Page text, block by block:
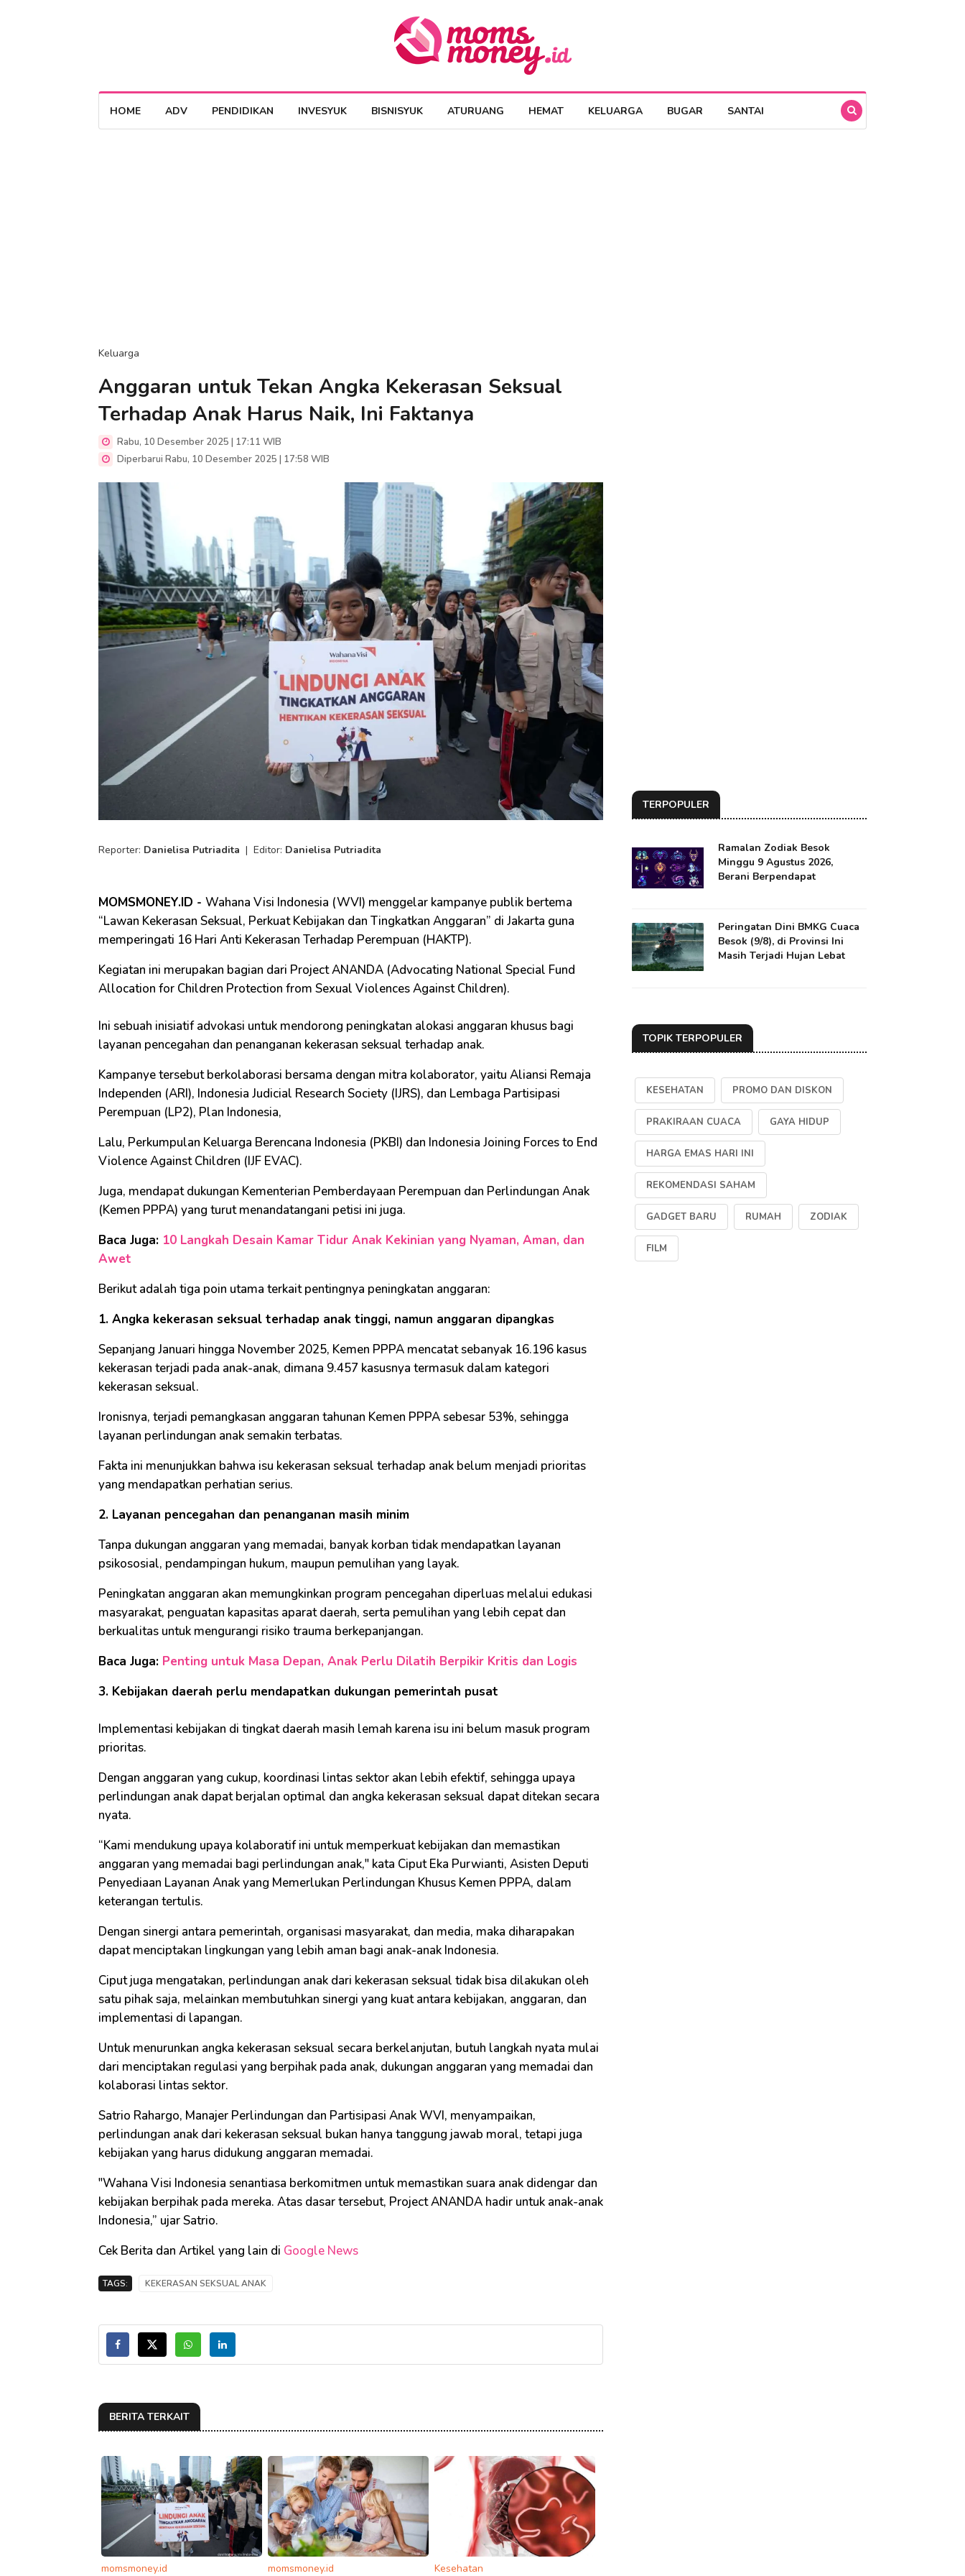
HOME ADV PENDIDIKAN INVESYUK BISNISYUK ATURUANG HEMAT KELUARGA BUGAR SANTAI
Keluarga
Anggaran untuk Tekan Angka Kekerasan Seksual
Terhadap Anak Harus Naik, Ini Faktanya
Rabu, 10 Desember 2025 | 17:11 WIB
Diperbarui Rabu, 10 Desember 2025 | 17:58 WIB
Reporter: Danielisa Putriadita | Editor: Danielisa Putriadita
MOMSMONEY.ID - Wahana Visi Indonesia (WVI) menggelar kampanye publik bertema
“Lawan Kekerasan Seksual, Perkuat Kebijakan dan Tingkatkan Anggaran” di Jakarta guna
memperingati 16 Hari Anti Kekerasan Terhadap Perempuan (HAKTP).
Kegiatan ini merupakan bagian dari Project ANANDA (Advocating National Special Fund
Allocation for Children Protection from Sexual Violences Against Children).
Ini sebuah inisiatif advokasi untuk mendorong peningkatan alokasi anggaran khusus bagi
layanan pencegahan dan penanganan kekerasan seksual terhadap anak.
Kampanye tersebut berkolaborasi bersama dengan mitra kolaborator, yaitu Aliansi Remaja
Independen (ARI), Indonesia Judicial Research Society (IJRS), dan Lembaga Partisipasi
Perempuan (LP2), Plan Indonesia,
Lalu, Perkumpulan Keluarga Berencana Indonesia (PKBI) dan Indonesia Joining Forces to End
Violence Against Children (IJF EVAC).
Juga, mendapat dukungan Kementerian Pemberdayaan Perempuan dan Perlindungan Anak
(Kemen PPPA) yang turut menandatangani petisi ini juga.
Baca Juga: 10 Langkah Desain Kamar Tidur Anak Kekinian yang Nyaman, Aman, dan
Awet
Berikut adalah tiga poin utama terkait pentingnya peningkatan anggaran:
1. Angka kekerasan seksual terhadap anak tinggi, namun anggaran dipangkas
Sepanjang Januari hingga November 2025, Kemen PPPA mencatat sebanyak 16.196 kasus
kekerasan terjadi pada anak-anak, dimana 9.457 kasusnya termasuk dalam kategori
kekerasan seksual.
Ironisnya, terjadi pemangkasan anggaran tahunan Kemen PPPA sebesar 53%, sehingga
layanan perlindungan anak semakin terbatas.
Fakta ini menunjukkan bahwa isu kekerasan seksual terhadap anak belum menjadi prioritas
yang mendapatkan perhatian serius.
2. Layanan pencegahan dan penanganan masih minim
Tanpa dukungan anggaran yang memadai, banyak korban tidak mendapatkan layanan
psikososial, pendampingan hukum, maupun pemulihan yang layak.
Peningkatan anggaran akan memungkinkan program pencegahan diperluas melalui edukasi
masyarakat, penguatan kapasitas aparat daerah, serta pemulihan yang lebih cepat dan
berkualitas untuk mengurangi risiko trauma berkepanjangan.
Baca Juga: Penting untuk Masa Depan, Anak Perlu Dilatih Berpikir Kritis dan Logis
3. Kebijakan daerah perlu mendapatkan dukungan pemerintah pusat
Implementasi kebijakan di tingkat daerah masih lemah karena isu ini belum masuk program
prioritas.
Dengan anggaran yang cukup, koordinasi lintas sektor akan lebih efektif, sehingga upaya
perlindungan anak dapat berjalan optimal dan angka kekerasan seksual dapat ditekan secara
nyata.
“Kami mendukung upaya kolaboratif ini untuk memperkuat kebijakan dan memastikan
anggaran yang memadai bagi perlindungan anak," kata Ciput Eka Purwianti, Asisten Deputi
Penyediaan Layanan Anak yang Memerlukan Perlindungan Khusus Kemen PPPA, dalam
keterangan tertulis.
Dengan sinergi antara pemerintah, organisasi masyarakat, dan media, maka diharapakan
dapat menciptakan lingkungan yang lebih aman bagi anak-anak Indonesia.
Ciput juga mengatakan, perlindungan anak dari kekerasan seksual tidak bisa dilakukan oleh
satu pihak saja, melainkan membutuhkan sinergi yang kuat antara kebijakan, anggaran, dan
implementasi di lapangan.
Untuk menurunkan angka kekerasan seksual secara berkelanjutan, butuh langkah nyata mulai
dari menciptakan regulasi yang berpihak pada anak, dukungan anggaran yang memadai dan
kolaborasi lintas sektor.
Satrio Rahargo, Manajer Perlindungan dan Partisipasi Anak WVI, menyampaikan,
perlindungan anak dari kekerasan seksual bukan hanya tanggung jawab moral, tetapi juga
kebijakan yang harus didukung anggaran memadai.
"Wahana Visi Indonesia senantiasa berkomitmen untuk memastikan suara anak didengar dan
kebijakan berpihak pada mereka. Atas dasar tersebut, Project ANANDA hadir untuk anak-anak
Indonesia,” ujar Satrio.
Cek Berita dan Artikel yang lain di Google News
TAGS: KEKERASAN SEKSUAL ANAK
BERITA TERKAIT
momsmoney.id momsmoney.id Kesehatan
TERPOPULER
Ramalan Zodiak Besok
Minggu 9 Agustus 2026,
Berani Berpendapat
Peringatan Dini BMKG Cuaca
Besok (9/8), di Provinsi Ini
Masih Terjadi Hujan Lebat
TOPIK TERPOPULER
KESEHATAN PROMO DAN DISKON
PRAKIRAAN CUACA GAYA HIDUP
HARGA EMAS HARI INI
REKOMENDASI SAHAM
GADGET BARU RUMAH ZODIAK
FILM